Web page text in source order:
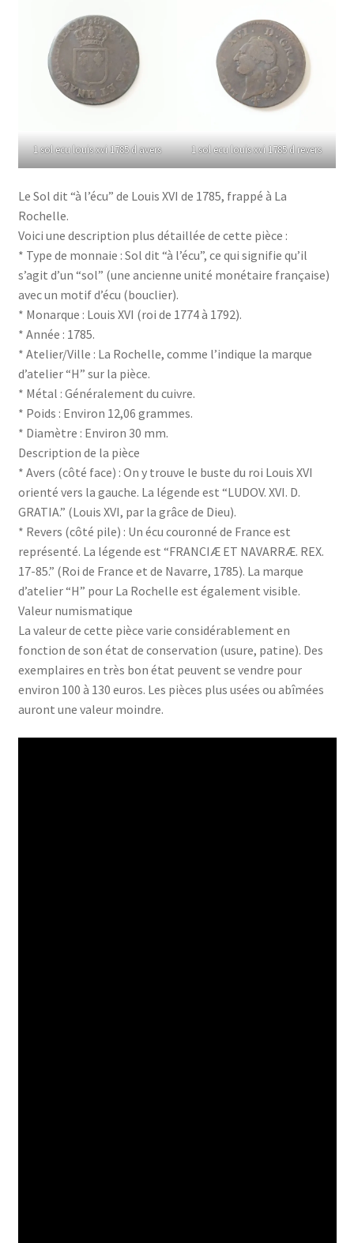
1 sol ecu louis xvi 1785 d avers 1 sol ecu louis xvi 1785 d revers
Le Sol dit “à l’écu” de Louis XVI de 1785, frappé à La
Rochelle.
Voici une description plus détaillée de cette pièce :
* Type de monnaie : Sol dit “à l’écu”, ce qui signifie qu’il
s’agit d’un “sol” (une ancienne unité monétaire française)
avec un motif d’écu (bouclier).
* Monarque : Louis XVI (roi de 1774 à 1792).
* Année : 1785.
* Atelier/Ville : La Rochelle, comme l’indique la marque
d’atelier “H” sur la pièce.
* Métal : Généralement du cuivre.
* Poids : Environ 12,06 grammes.
* Diamètre : Environ 30 mm.
Description de la pièce
* Avers (côté face) : On y trouve le buste du roi Louis XVI
orienté vers la gauche. La légende est “LUDOV. XVI. D.
GRATIA.” (Louis XVI, par la grâce de Dieu).
* Revers (côté pile) : Un écu couronné de France est
représenté. La légende est “FRANCIÆ ET NAVARRÆ. REX.
17-85.” (Roi de France et de Navarre, 1785). La marque
d’atelier “H” pour La Rochelle est également visible.
Valeur numismatique
La valeur de cette pièce varie considérablement en
fonction de son état de conservation (usure, patine). Des
exemplaires en très bon état peuvent se vendre pour
environ 100 à 130 euros. Les pièces plus usées ou abîmées
auront une valeur moindre.